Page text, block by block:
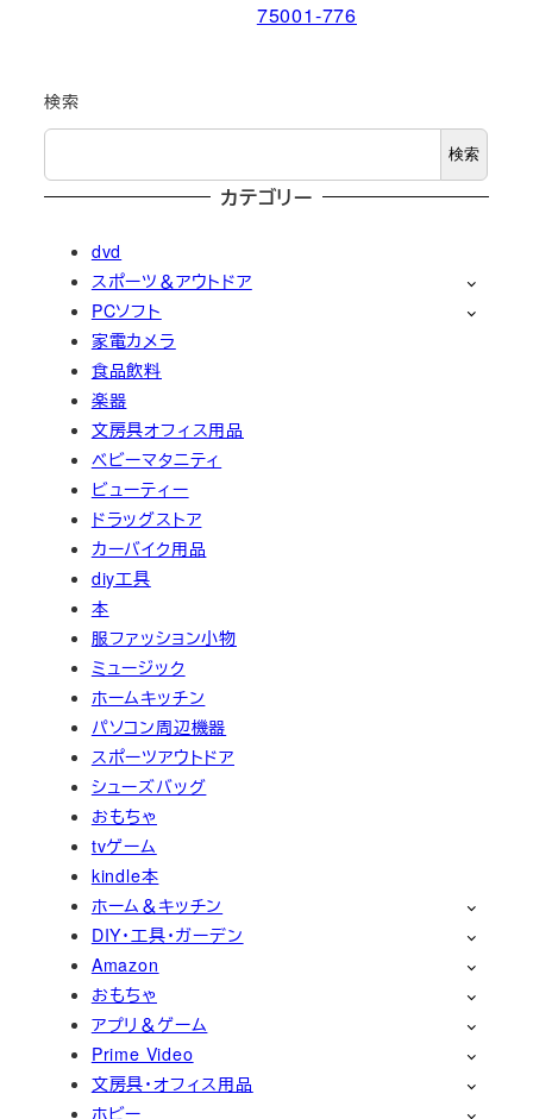
75001-776
検索
検索
カテゴリー
dvd
スポーツ＆アウトドア
PCソフト
家電カメラ
食品飲料
楽器
文房具オフィス用品
ベビーマタニティ
ビューティー
ドラッグストア
カーバイク用品
diy工具
本
服ファッション小物
ミュージック
ホームキッチン
パソコン周辺機器
スポーツアウトドア
シューズバッグ
おもちゃ
tvゲーム
kindle本
ホーム＆キッチン
DIY・工具・ガーデン
Amazon
おもちゃ
アプリ＆ゲーム
Prime Video
文房具・オフィス用品
ホビー